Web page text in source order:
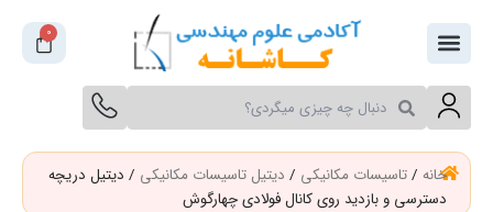
محتوا
0
سبد
خرید
جستجو
کنید
جستجو
کنید
خانه/تاسیسات مکانیکی / دیتیل تاسیسات مکانیکی / دیتیل دریچه
دسترسی و بازدید روی کانال فولادی چهارگوش